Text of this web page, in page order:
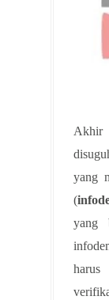
Akhir
yang
(
yang
harus